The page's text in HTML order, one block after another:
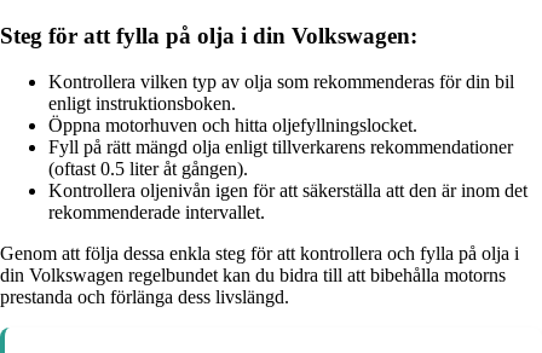
Steg för att fylla på olja i din Volkswagen:
Kontrollera vilken typ av olja som rekommenderas för din bil
enligt instruktionsboken.
Öppna motorhuven och hitta oljefyllningslocket.
Fyll på rätt mängd olja enligt tillverkarens rekommendationer
(oftast 0.5 liter åt gången).
Kontrollera oljenivån igen för att säkerställa att den är inom det
rekommenderade intervallet.
Genom att följa dessa enkla steg för att kontrollera och fylla på olja i
din Volkswagen regelbundet kan du bidra till att bibehålla motorns
prestanda och förlänga dess livslängd.